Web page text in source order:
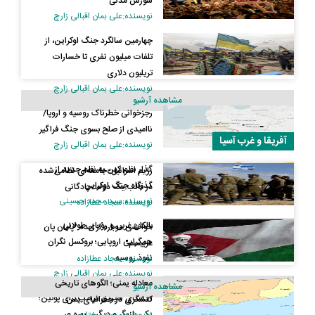
نویسنده:علی بمان اقبالی زارچ
چهارمین سالگرد جنگ اوکراین، از
تلفات میلیون نفری تا خسارات
تریلیون دلاری
نویسنده:علی بمان اقبالی زارچ
رجزخوانی خطرناک روسیه و اروپا/
ناامیدی از صلح بسوی جنگ فراگیر
نویسنده:علی بمان اقبالی زارچ
گذار نظم کهن به نظم جدید از
گذرگاه جنگ اوکراین
نویسنده:سید محمد حسینی
بالکان غربی و رؤیای طولانی
همگرایی اروپایی؛ بروکسل نگران
نفوذ روسیه
نویسنده:علی بمان اقبالی زارچ
آلاسکای شیرین ترامپ برای پوتین؛
مشاهده آرشیو
آفریقا و غرب آسیا
رژیم اسرائیل؛ جامعه‌ای نظامی‌شده
در قالب یک دولت پادگانی
نویسنده:سجاد عطازاده
خوانشی دوباره از ایده "پایان پان
عربیسم"
نویسنده:سجاد عطازاده
معادله یمنی؛ الگوهای تاریخی
کنشگری در جغرافیای یمن
مشاهده آرشیو